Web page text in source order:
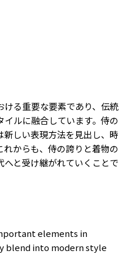
る重要な要素であり、伝統
ルに融合しています。侍の
しい表現方法を見出し、時
からも、侍の誇りと着物の
と受け継がれていくことで
elements in
blend into modern style